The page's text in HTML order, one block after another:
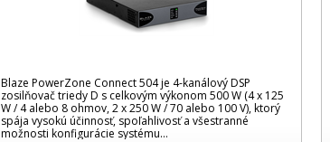
Blaze PowerZone Connect 504 je 4-kanálový DSP
zosilňovač triedy D s celkovým výkonom 500 W (4 x 125
W / 4 alebo 8 ohmov, 2 x 250 W / 70 alebo 100 V), ktorý
spája vysokú účinnosť, spoľahlivosť a všestranné
možnosti konfigurácie systému…